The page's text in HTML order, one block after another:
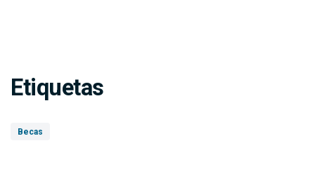
Etiquetas
Becas